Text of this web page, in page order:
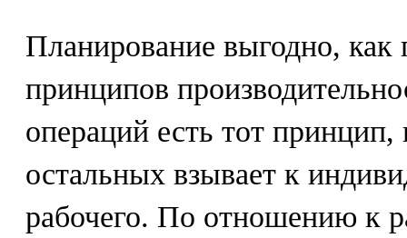
Планирование выгодно,
принципов
операций есть тот
остальных взывает к
рабочего. По отношению к